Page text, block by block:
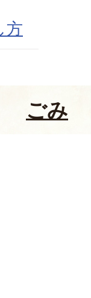
方
ごみ